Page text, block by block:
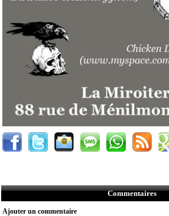
Commentaires
Ajouter un commentaire